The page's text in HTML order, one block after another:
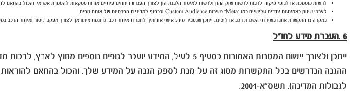
לרשות מוסמכת או לגופי פיקוח, לרבות לרשות שוק ההון ולרשות לאיסור הלבנת הון לצורך העברת דיווחים עיתיים אודות עסקאות להעמדת אשראי, והכול בהתאם
לצרכי שיווק באמצעות צדדים שלישיים כמו "Meta" בשירות Custom Audience ובכפוף למדיניות הפרטיות של אותם גופים.
במקרה בו התקשרת אתנו בשירותי השכרת רכב או ליסינג, ייתכן שנעביר מידע אישי אודותיך לחברות איתור רכב, כדוגמת איתוראן, לצורך מעקב, ניטור ואיתור
6 .העברת מידע לחו"ל
ייתכן ולצורך יישום המטרות האמורות בסעיף 5 לעיל, המידע יועבר
ההגנה הנדרשים בכל התקשרות מסוג זה על מנת לספק הגנה על המידע שלך, והכול בהתאם להוראות
לגבולות המדינה), תשס"א-2001.